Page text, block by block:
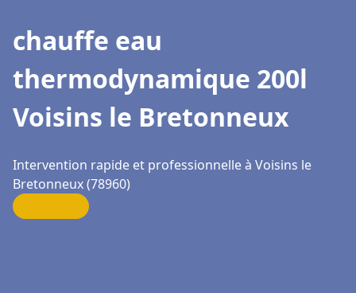
chauffe eau
thermodynamique 200l
Voisins le Bretonneux
Intervention rapide et professionnelle à Voisins le
Bretonneux (78960)